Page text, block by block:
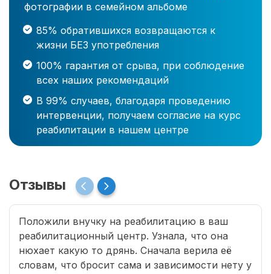
фотографии в семейном альбоме
85% обратившихся возвращаются к
жизни БЕЗ употребления
100% гарантия от срыва, при соблюдение
всех наших рекомендаций
В 99% случаев, благодаря проведению
интервенции, получаем согласие на курс
реабилитации в нашем центре
Отзывы
Положили внучку на реабилитацию в ваш
реабилитационный центр. Узнала, что она
нюхает какую то дрянь. Сначала верила её
словам, что бросит сама и зависимости нету у